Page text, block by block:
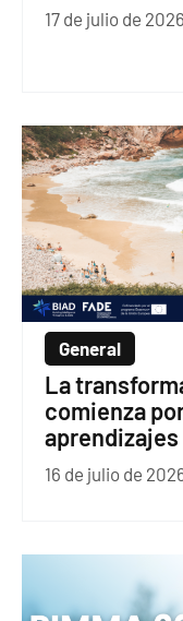
17 de julio de 2026
General
La
comienza
16 de julio de